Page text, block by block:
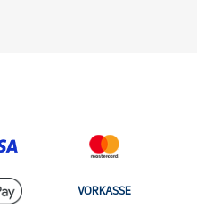
VORKASSE